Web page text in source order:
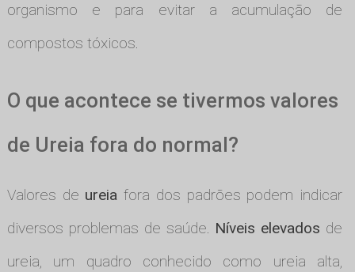
organismo e para evitar a acumulação de
compostos tóxicos.
O que acontece se tivermos valores
de Ureia fora do normal?
Valores de ureia fora dos padrões podem indicar
diversos problemas de saúde. Níveis elevados de
ureia, um quadro conhecido como ureia alta,